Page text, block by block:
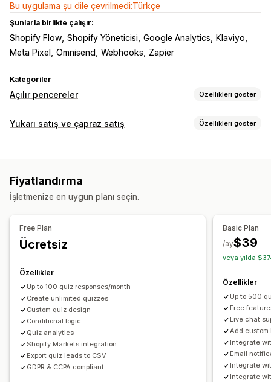
Bu uygulama şu dile çevrilmedi:Türkçe
Şunlarla birlikte çalışır:
Shopify Flow Shopify Yöneticisi Google Analytics
Klaviyo
Meta Pixel
Omnisend Webhooks Zapier
Kategoriler
Açılır pencereler Özellikleri göster
Açılır pencere türleri
Açılır pencereleri yönetme
E-posta kaydı listesi
Tetikleyiciler ve kurallar
Hedefleme
Yukarı satış ve çapraz satış Özellikleri göster
Çoklu para birimi
Yapay zeka önerileri
Tıklama oranı
Öneri performansı
Optimizasyon önerileri
Huni performansı
Fiyatlandırma
İşletmenize en uygun planı seçin.
Free Plan
Ücretsiz
Özellikler
Up to 100 quiz responses/month
Create unlimited quizzes
Custom quiz design
Conditional logic
Quiz analytics
Shopify Markets integration
Export quiz leads to CSV
GDPR & CCPA compliant
Basic Plan
$39
/ay
veya yılda
Özellikler
Up to 500
Free
Live chat
Add custom
Integrate
Email
Integrate
Integrate